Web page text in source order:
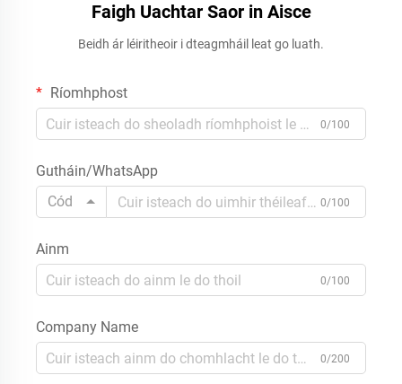
Faigh Uachtar Saor in Aisce
Beidh ár léiritheoir i dteagmháil leat go luath.
Ríomhphost
0/100
Gutháin/WhatsApp
Cód
0/100
Ainm
0/100
Company Name
0/200